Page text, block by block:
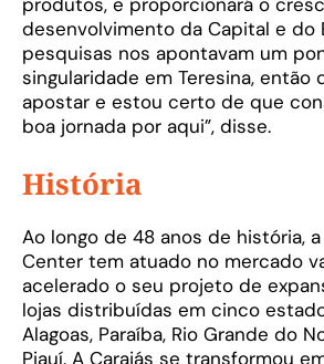
desenvolvimento da Capital e do
pesquisas nos apontavam um
singularidade em Teresina, então
apostar e estou certo de que
boa jornada por aqui”, disse.
História
Ao longo de 48 anos de história,
Center tem atuado no mercado
acelerado o seu projeto de
lojas distribuídas em cinco
Alagoas, Paraíba, Rio Grande do
Piauí. A Carajás se transformou